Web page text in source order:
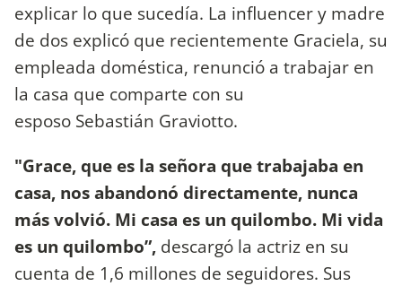
explicar lo que sucedía. La influencer y madre
de dos explicó que recientemente Graciela, su
empleada doméstica, renunció a trabajar en
la casa que comparte con su
esposo Sebastián Graviotto.
"Grace, que es la señora que trabajaba en
casa, nos abandonó directamente, nunca
más volvió. Mi casa es un quilombo. Mi vida
es un quilombo”, descargó la actriz en su
cuenta de 1,6 millones de seguidores. Sus